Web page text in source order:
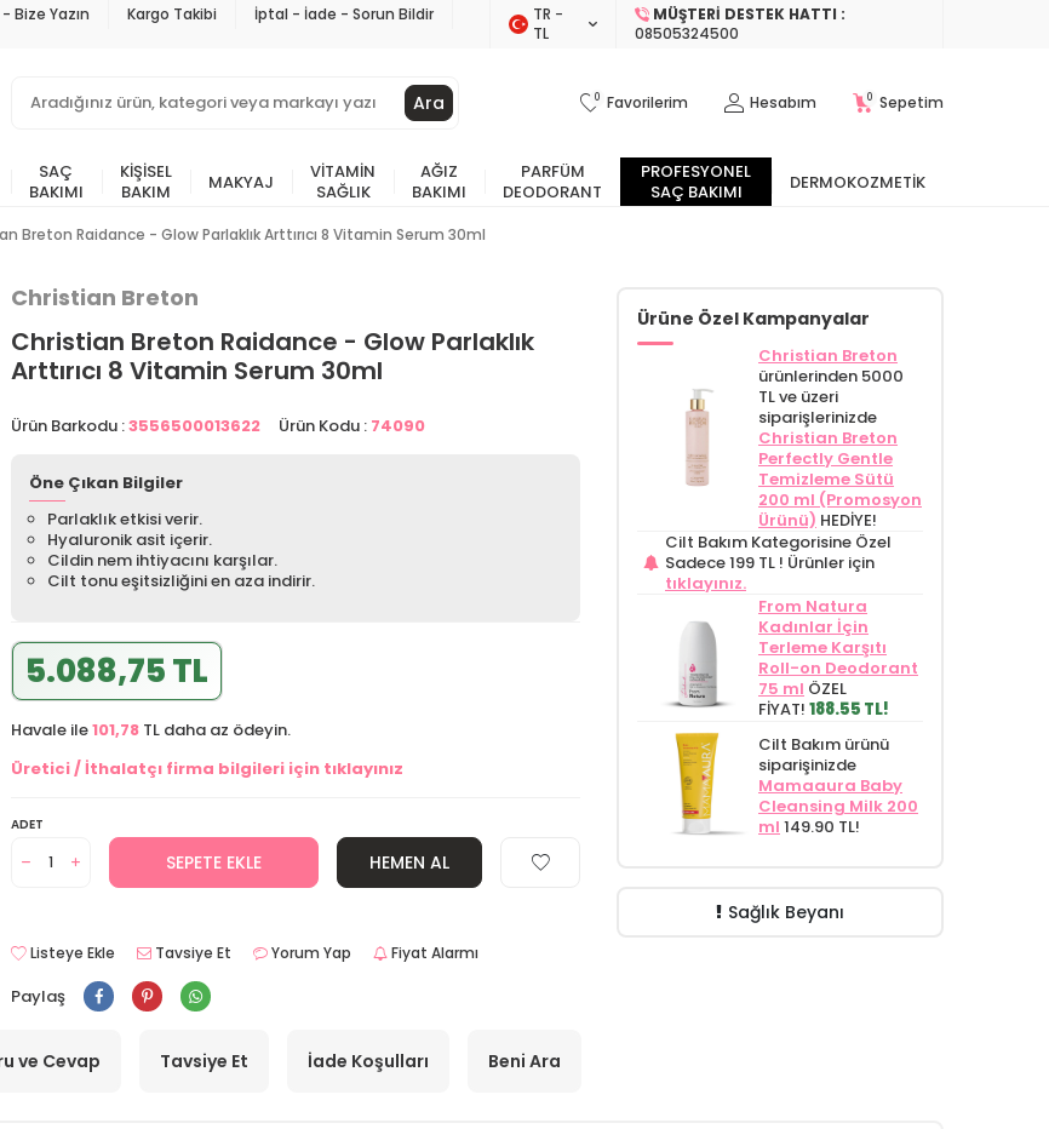
Bize Yazın Kargo Takibi İptal - İade - Sorun Bildir
TR −
TL
MÜŞTERI DESTEK HATTI :
08505324500
Ara 0 Favorilerim Hesabım 0 Sepetim
SAÇ
BAKIMI
KIŞISEL
BAKIM
MAKYAJ
VITAMIN
SAĞLIK
AĞIZ
BAKIMI
PARFÜM
DEODORANT
PROFESYONEL
SAÇ BAKIMI
DERMOKOZMETIK
Breton Raidance - Glow Parlaklık Arttırıcı 8 Vitamin Serum 30ml
Christian Breton
Christian Breton Raidance - Glow Parlaklık
Arttırıcı 8 Vitamin Serum 30ml
Ürün Barkodu :3556500013622 Ürün Kodu : 74090
Öne Çıkan Bilgiler
Parlaklık etkisi verir.
Hyaluronik asit içerir.
Cildin nem ihtiyacını karşılar.
Cilt tonu eşitsizliğini en aza indirir.
5.088,75 TL
Havale ile101,78 TL daha az ödeyin.
Üretici / İthalatçı firma bilgileri için tıklayınız
ADET
SEPETE EKLE HEMEN AL
Listeye Ekle Tavsiye Et Yorum Yap Fiyat Alarmı
Paylaş
Ürüne Özel Kampanyalar
Christian Breton
ürünlerinden 5000
TL ve üzeri
siparişlerinizde
Christian Breton
Perfectly Gentle
Temizleme Sütü
200 ml (Promosyon
Ürünü) HEDİYE!
Cilt Bakım Kategorisine Özel
Sadece 199 TL ! Ürünler için
tıklayınız.
From Natura
Kadınlar İçin
Terleme Karşıtı
Roll-on Deodorant
75 ml ÖZEL
FİYAT! 188.55 TL!
Cilt Bakım ürünü
siparişinizde
Mamaaura Baby
Cleansing Milk 200
ml 149.90 TL!
Sağlık Beyanı
ve Cevap Tavsiye Et İade Koşulları Beni Ara